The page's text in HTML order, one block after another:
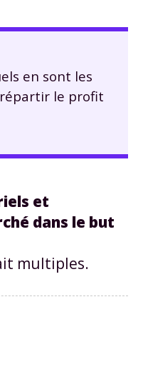
en sont les
le profit
et
dans le but
multiples.